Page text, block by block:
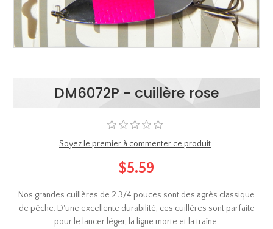
DM6072P - cuillère rose
Soyez le premier à commenter ce produit
$5.59
Nos grandes cuillères de 2 3/4 pouces sont des agrès classique
de pêche. D'une excellente durabilité, ces cuillères sont parfaite
pour le lancer léger, la ligne morte et la traîne.